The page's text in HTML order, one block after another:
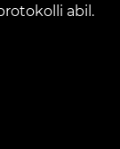
abil.